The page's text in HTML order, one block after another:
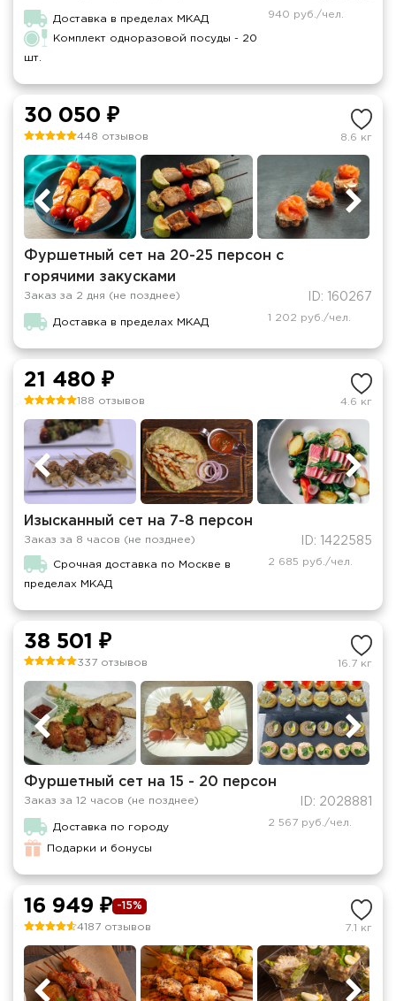
Доставка в пределах МКАД
Комплект одноразовой посуды - 20
шт.
940 руб./чел.
30 050 ₽
448 отзывов 8.6 кг
Фуршетный сет на 20-25 персон с
горячими закусками
Заказ за 2 дня (не позднее) ID: 160267
Доставка в пределах МКАД 1 202 руб./чел.
21 480 ₽
188 отзывов 4.6 кг
Изысканный сет на 7-8 персон
Заказ за 8 часов (не позднее) ID: 1422585
Срочная доставка по Москве в
пределах МКАД
2 685 руб./чел.
38 501 ₽
337 отзывов 16.7 кг
Фуршетный сет на 15 - 20 персон
Заказ за 12 часов (не позднее) ID: 2028881
Доставка по городу
Подарки и бонусы
2 567 руб./чел.
16 949 ₽ -15%
4187 отзывов 7.1 кг